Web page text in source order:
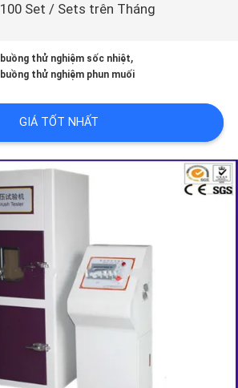
100 Set / Sets trên Tháng
buồng thử nghiệm sốc nhiệt,
buồng thử nghiệm phun muối
GIÁ TỐT NHẤT